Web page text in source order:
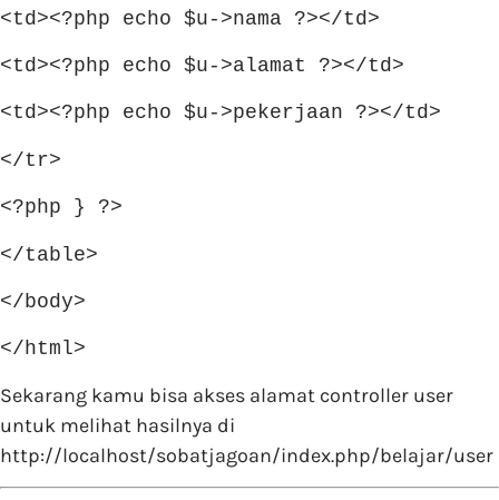
<td><?php echo $u->nama ?></td>
<td><?php echo $u->alamat ?></td>
<td><?php echo $u->pekerjaan ?></td>
</tr>
<?php } ?>
</table>
</body>
</html>
Sekarang kamu bisa akses alamat controller user
untuk melihat hasilnya di
http://localhost/sobatjagoan/index.php/belajar/user